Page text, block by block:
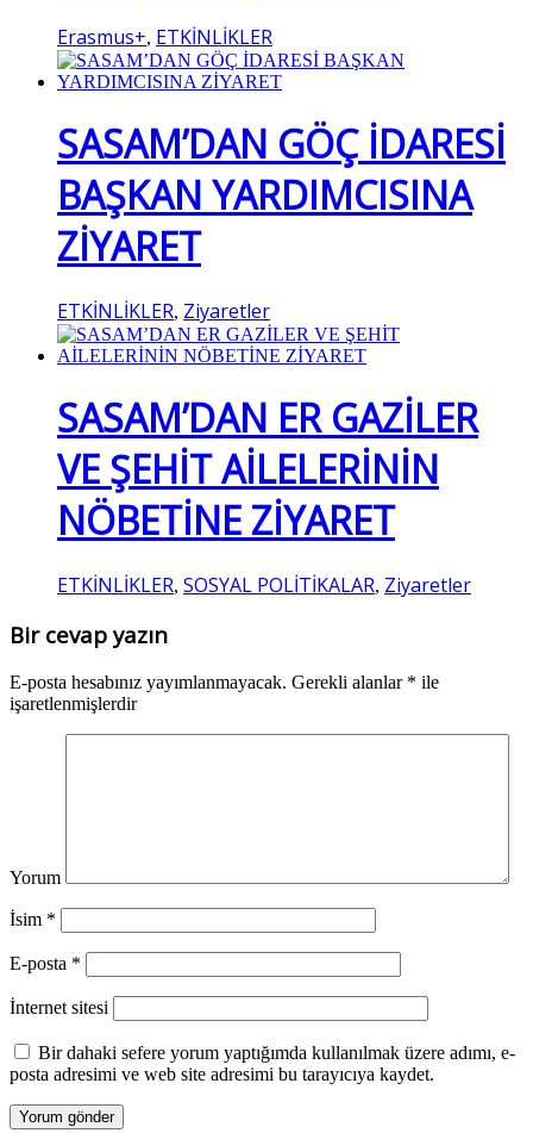
Erasmus+, ETKİNLİKLER
SASAM’DAN GÖÇ İDARESİ
BAŞKAN YARDIMCISINA
ZİYARET
ETKİNLİKLER, Ziyaretler
SASAM’DAN ER GAZİLER
VE ŞEHİT AİLELERİNİN
NÖBETİNE ZİYARET
ETKİNLİKLER, SOSYAL POLİTİKALAR, Ziyaretler
Bir cevap yazın
E-posta hesabınız yayımlanmayacak. Gerekli alanlar * ile
işaretlenmişlerdir
Yorum
İsim *
E-posta *
İnternet sitesi
Bir dahaki sefere yorum yaptığımda kullanılmak üzere adımı, e-
posta adresimi ve web site adresimi bu tarayıcıya kaydet.